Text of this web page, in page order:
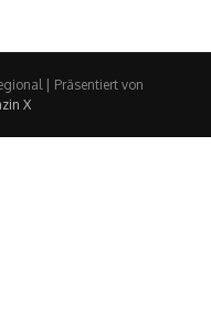
| Präsentiert von
X